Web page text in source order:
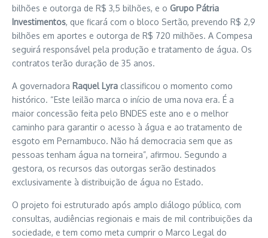
bilhões e outorga de R$ 3,5 bilhões, e o Grupo Pátria
Investimentos, que ficará com o bloco Sertão, prevendo R$ 2,9
bilhões em aportes e outorga de R$ 720 milhões. A Compesa
seguirá responsável pela produção e tratamento de água. Os
contratos terão duração de 35 anos.
A governadora Raquel Lyra classificou o momento como
histórico. “Este leilão marca o início de uma nova era. É a
maior concessão feita pelo BNDES este ano e o melhor
caminho para garantir o acesso à água e ao tratamento de
esgoto em Pernambuco. Não há democracia sem que as
pessoas tenham água na torneira”, afirmou. Segundo a
gestora, os recursos das outorgas serão destinados
exclusivamente à distribuição de água no Estado.
O projeto foi estruturado após amplo diálogo público, com
consultas, audiências regionais e mais de mil contribuições da
sociedade, e tem como meta cumprir o Marco Legal do